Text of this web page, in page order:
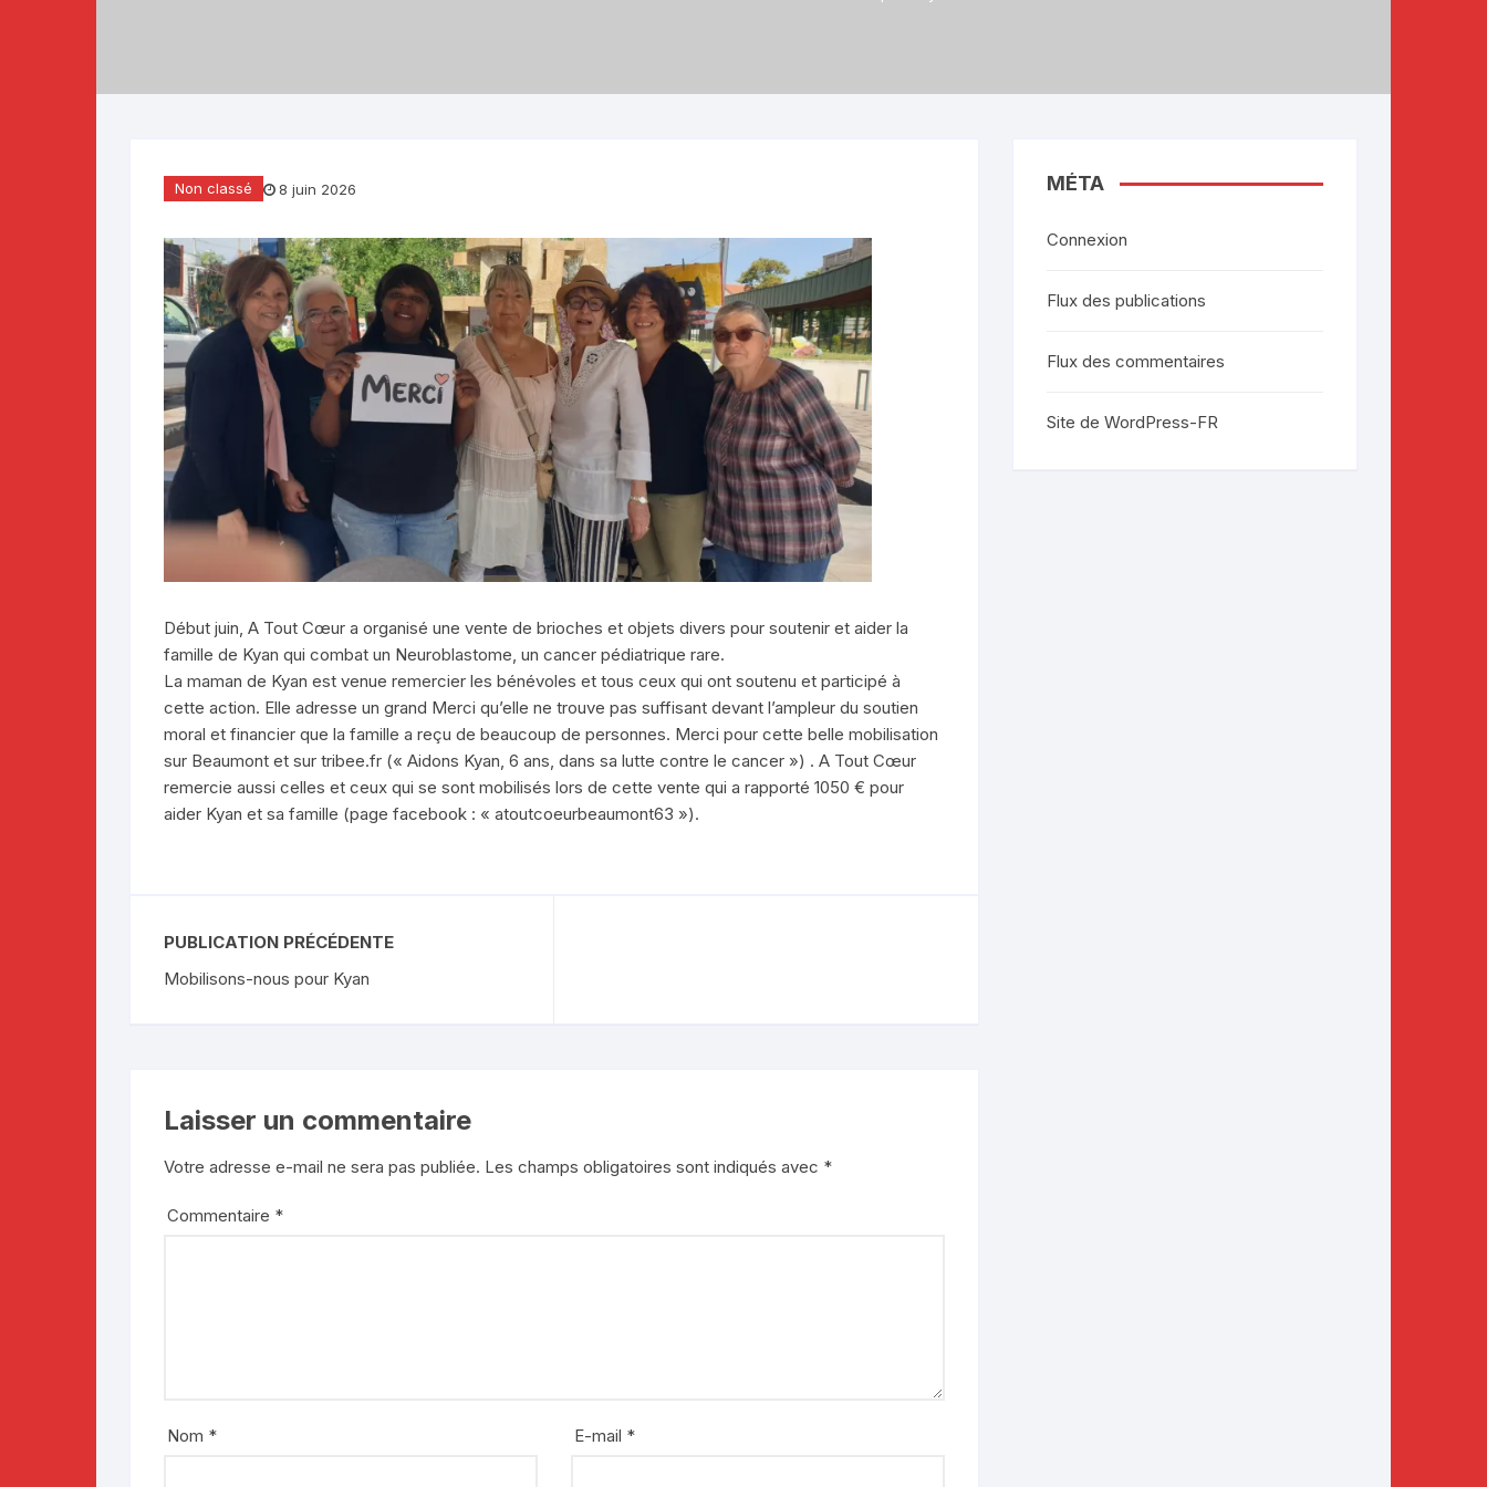
Non classé 8 juin 2026
Début juin, A Tout Cœur a organisé une vente de brioches et objets divers pour soutenir et aider la
famille de Kyan qui combat un Neuroblastome, un cancer pédiatrique rare.
La maman de Kyan est venue remercier les bénévoles et tous ceux qui ont soutenu et participé à
cette action. Elle adresse un grand Merci qu’elle ne trouve pas suffisant devant l’ampleur du soutien
moral et financier que la famille a reçu de beaucoup de personnes. Merci pour cette belle mobilisation
sur Beaumont et sur tribee.fr (« Aidons Kyan, 6 ans, dans sa lutte contre le cancer ») . A Tout Cœur
remercie aussi celles et ceux qui se sont mobilisés lors de cette vente qui a rapporté 1050 € pour
aider Kyan et sa famille (page facebook : « atoutcoeurbeaumont63 »).
PUBLICATION PRÉCÉDENTE
Mobilisons-nous pour Kyan
Laisser un commentaire
Votre adresse e-mail ne sera pas publiée. Les champs obligatoires sont indiqués avec *
Commentaire *
Nom * E-mail *
MÉTA
Connexion
Flux des publications
Flux des commentaires
Site de WordPress-FR